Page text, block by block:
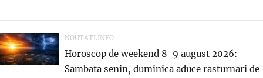
NOUTATI.INFO
Horoscop de weekend 8-9 august 2026:
Sambata senin, duminica aduce rasturnari de